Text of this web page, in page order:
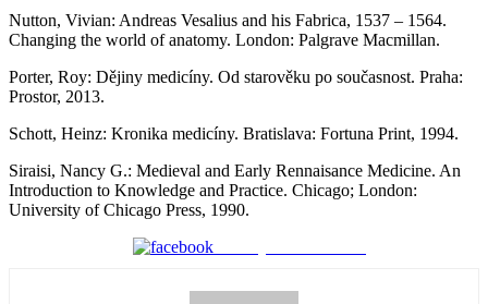
Nutton, Vivian: Andreas Vesalius and his Fabrica, 1537 – 1564.
Changing the world of anatomy. London: Palgrave Macmillan.
Porter, Roy: Dějiny medicíny. Od starověku po současnost. Praha:
Prostor, 2013.
Schott, Heinz: Kronika medicíny. Bratislava: Fortuna Print, 1994.
Siraisi, Nancy G.: Medieval and Early Rennaisance Medicine. An
Introduction to Knowledge and Practice. Chicago; London:
University of Chicago Press, 1990.